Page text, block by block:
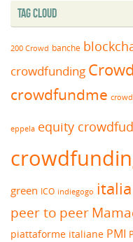
Tag Cloud
200 Crowd banche
crowdfunding
crowdfundme
eppela equity
green ICO indiegogo italia
peer to peer
piattaforme italiane PMI